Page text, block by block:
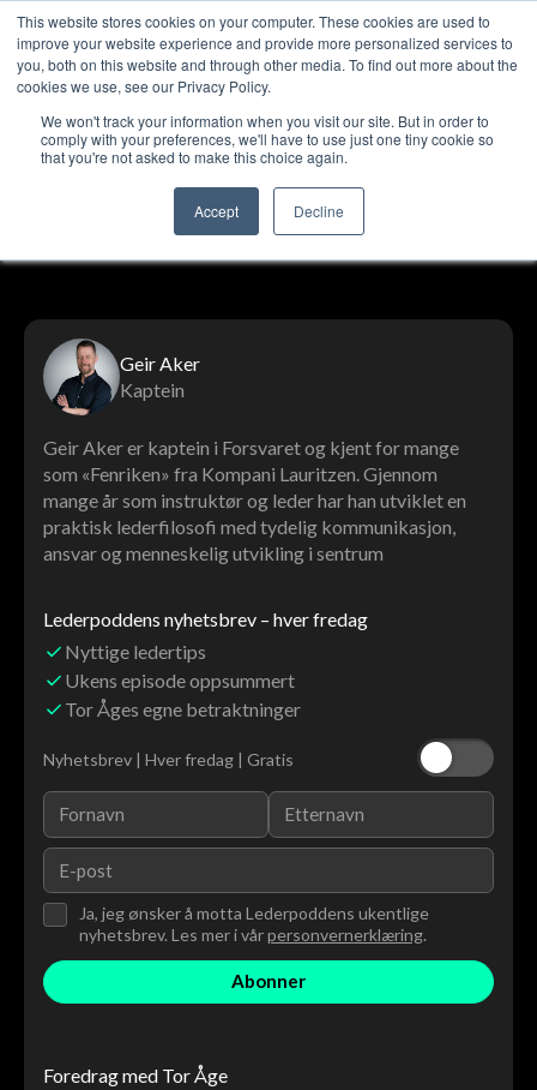
This website stores cookies on your computer. These cookies are used to
improve your website experience and provide more personalized services to
you, both on this website and through other media. To find out more about the
cookies we use, see our Privacy Policy.
We won't track your information when you visit our site. But in order to
comply with your preferences, we'll have to use just one tiny cookie so
that you're not asked to make this choice again.
Accept Decline
Lederpodden Del
Lederpodden-episoder med Geir
Geir Aker
Kaptein
Geir Aker er kaptein i Forsvaret og kjent for mange
som «Fenriken» fra Kompani Lauritzen. Gjennom
mange år som instruktør og leder har han utviklet en
praktisk lederfilosofi med tydelig kommunikasjon,
ansvar og menneskelig utvikling i sentrum
Lederpoddens nyhetsbrev – hver fredag
Nyttige ledertips
Ukens episode oppsummert
Tor Åges egne betraktninger
Nyhetsbrev | Hver fredag | Gratis
Ja, jeg ønsker å motta Lederpoddens ukentlige
nyhetsbrev. Les mer i vårpersonvernerklæring.
Foredrag med Tor Åge